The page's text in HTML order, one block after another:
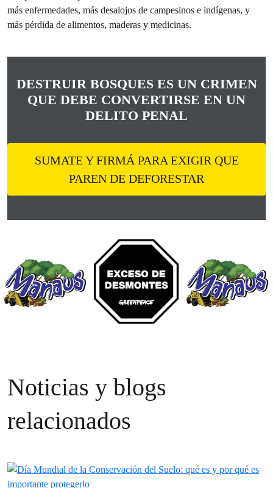
más enfermedades, más desalojos de campesinos e indígenas, y
más pérdida de alimentos, maderas y medicinas.
DESTRUIR BOSQUES ES UN CRIMEN
QUE DEBE CONVERTIRSE EN UN
DELITO PENAL
SUMATE Y FIRMÁ PARA EXIGIR QUE
PAREN DE DEFORESTAR
Noticias y blogs
relacionados